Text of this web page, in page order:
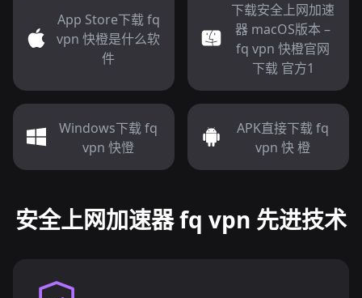
App Store下载 fq
vpn 快橙是什么软
件
下载安全上网加速
器 macOS版本 –
fq vpn 快橙官网
下载 官方1
Windows下载 fq
vpn 快憕
APK直接下载 fq
vpn 快 橙
安全上网加速器 fq vpn 先进技术